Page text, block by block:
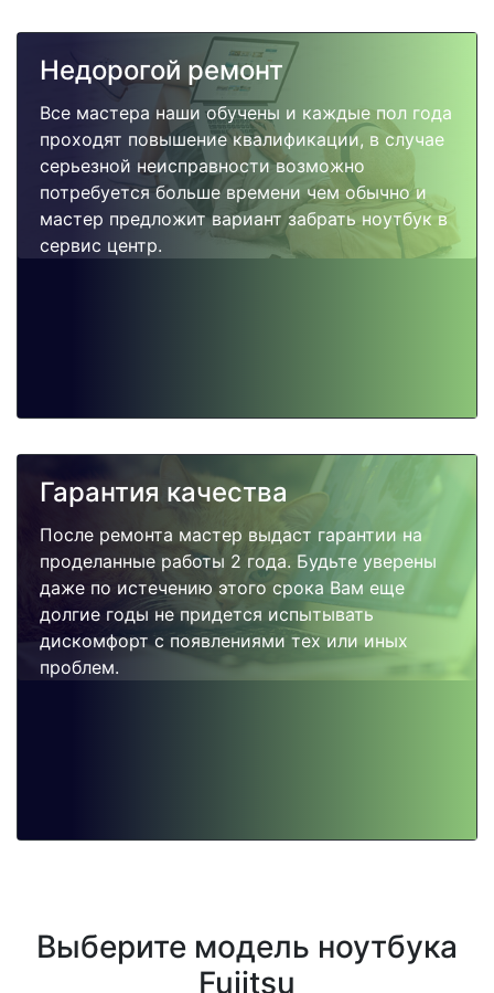
Недорогой ремонт
Все мастера наши обучены и каждые пол года
проходят повышение квалификации, в случае
серьезной неисправности возможно
потребуется больше времени чем обычно и
мастер предложит вариант забрать ноутбук в
сервис центр.
Гарантия качества
После ремонта мастер выдаст гарантии на
проделанные работы 2 года. Будьте уверены
даже по истечению этого срока Вам еще
долгие годы не придется испытывать
дискомфорт с появлениями тех или иных
проблем.
Выберите модель ноутбука
Fujitsu